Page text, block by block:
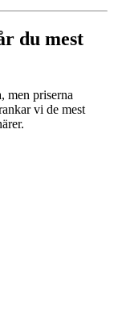
du mest
men priserna
vi de mest